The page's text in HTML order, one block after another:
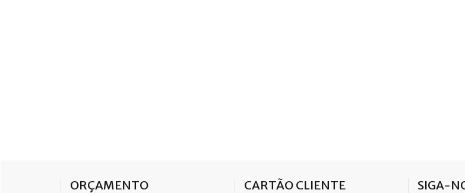
ORÇAMENTO CARTÃO CLIENTE SIGA-